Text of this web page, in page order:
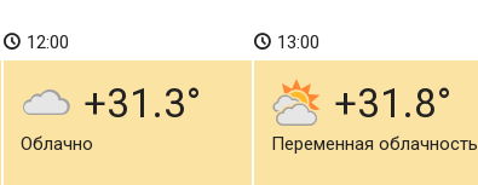
12:00
+31.3
Облачно
13:00
+31.8
Переменная облачность